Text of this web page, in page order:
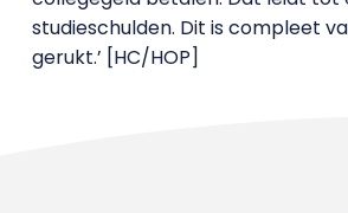
studieschulden. Dit is compleet
gerukt.’ [HC/HOP]